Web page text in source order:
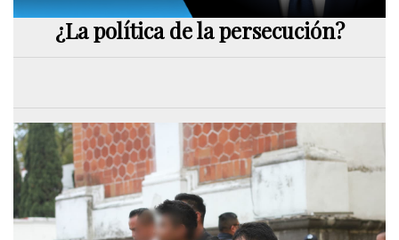
¿La política de la persecución?